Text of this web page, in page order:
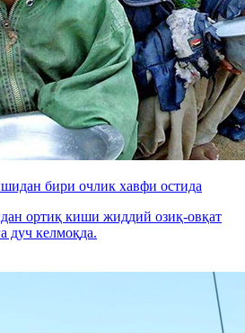
бири очлик хавфи остида
ортиқ киши жиддий озиқ-овқат
дуч келмоқда.